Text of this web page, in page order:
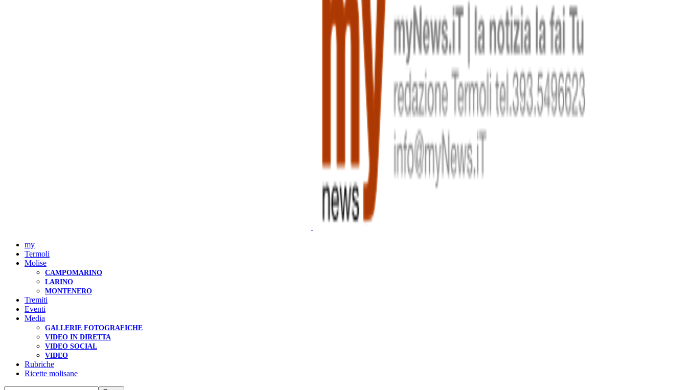
my
Termoli
Molise
CAMPOMARINO
LARINO
MONTENERO
Tremiti
Eventi
Media
GALLERIE FOTOGRAFICHE
VIDEO IN DIRETTA
VIDEO SOCIAL
VIDEO
Rubriche
Ricette molisane